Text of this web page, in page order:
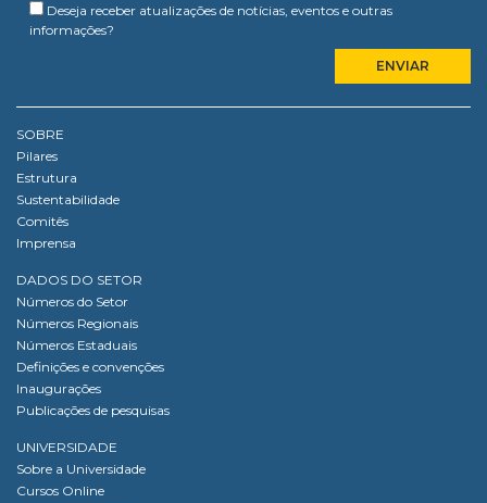
Deseja receber atualizações de notícias, eventos e outras
informações?
SOBRE
Pilares
Estrutura
Sustentabilidade
Comitês
Imprensa
DADOS DO SETOR
Números do Setor
Números Regionais
Números Estaduais
Definições e convenções
Inaugurações
Publicações de pesquisas
UNIVERSIDADE
Sobre a Universidade
Cursos Online